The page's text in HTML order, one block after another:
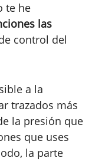
te he
las
control del
a la
trazados más
la presión que
que uses
la parte